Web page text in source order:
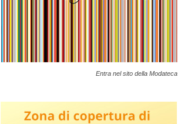
Entra nel sito della Modateca